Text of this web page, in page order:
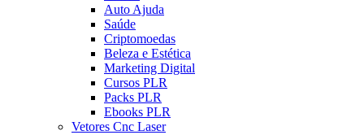
Auto Ajuda
Saúde
Criptomoedas
Beleza e Estética
Marketing Digital
Cursos PLR
Packs PLR
Ebooks PLR
Vetores Cnc Laser